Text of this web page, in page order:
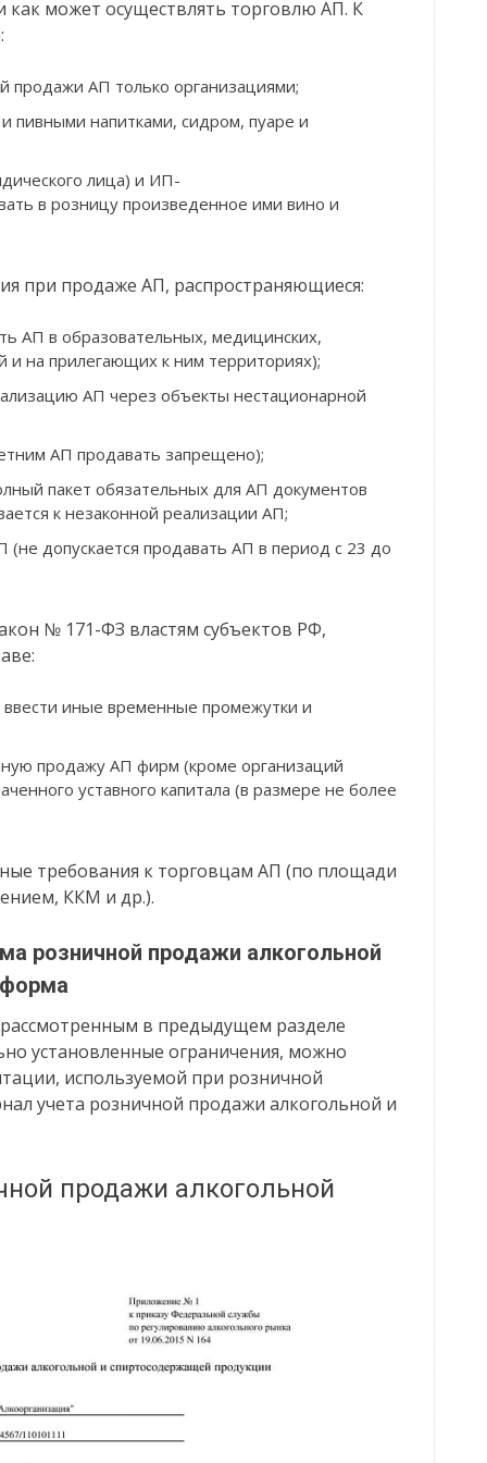
как может осуществлять торговлю АП. К
продажи АП только организациями;
пивными напитками, сидром, пуаре и
лица) и ИП-
в розницу произведенное ими вино и
при продаже АП, распространяющиеся:
АП в образовательных, медицинских,
и на прилегающих к ним территориях);
АП через объекты нестационарной
АП продавать запрещено);
пакет обязательных для АП документов
к незаконной реализации АП;
допускается продавать АП в период с 23 до
№ 171-ФЗ властям субъектов РФ,
иные временные промежутки и
продажу АП фирм (кроме организаций
уставного капитала (в размере не более
требования к торговцам АП (по площади
ККМ и др.).
розничной продажи алкогольной
в предыдущем разделе
установленные ограничения, можно
используемой при розничной
учета розничной продажи алкогольной и
продажи алкогольной